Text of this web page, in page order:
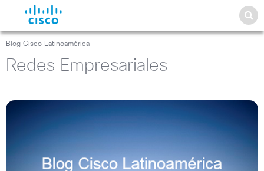
Blog Cisco Latinoamérica
Redes Empresariales